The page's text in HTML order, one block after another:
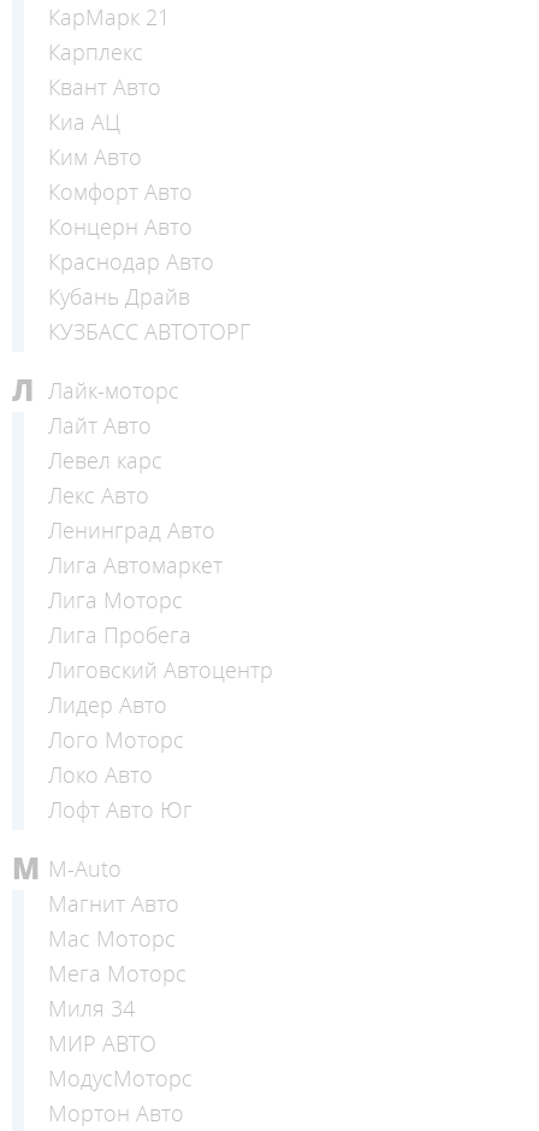
КарМарк 21
Карплекс
Квант Авто
Киа АЦ
Ким Авто
Комфорт Авто
Концерн Авто
Краснодар Авто
Кубань Драйв
КУЗБАСС АВТОТОРГ
Л
Лайк-моторс
Лайт Авто
Левел карс
Лекс Авто
Ленинград Авто
Лига Автомаркет
Лига Моторс
Лига Пробега
Лиговский Автоцентр
Лидер Авто
Лого Моторс
Локо Авто
Лофт Авто Юг
М М-Auto
Магнит Авто
Мас Моторс
Мега Моторс
Миля 34
МИР АВТО
МодусМоторс
Мортон Авто